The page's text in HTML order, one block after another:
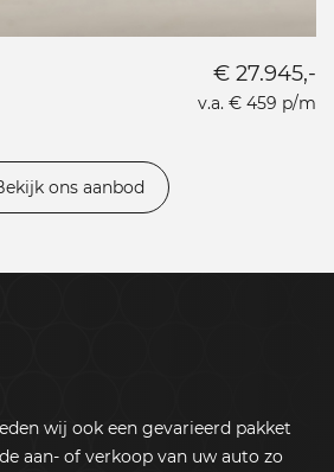
€ 27.945,-
v.a. € 459 p/m
ons aanbod
wij ook een gevarieerd pakket
aan- of verkoop van uw auto zo